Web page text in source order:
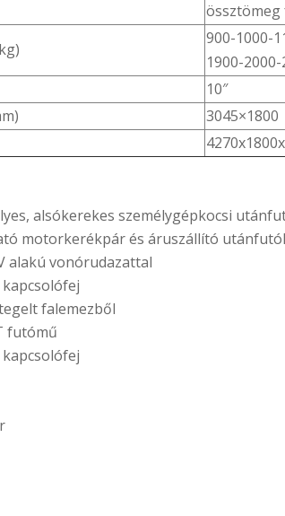
össztömeg
900-1000-
1900-
10″
3045×1800
alsókerekes személygépkocsi
motorkerékpár és áruszállító
alakú vonórudazattal
falemezből
futómű